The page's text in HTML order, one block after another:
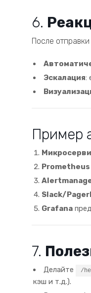
6.
После
Эскалация:
Пример
Prometheus
Slack/
Grafana
7.
Делайте /
кэш и т.д.).